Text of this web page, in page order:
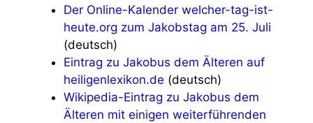
Der Online-Kalender welcher-tag-ist-
heute.org zum Jakobstag am 25. Juli
(deutsch)
Eintrag zu Jakobus dem Älteren auf
heiligenlexikon.de (deutsch)
Wikipedia-Eintrag zu Jakobus dem
Älteren mit einigen weiterführenden